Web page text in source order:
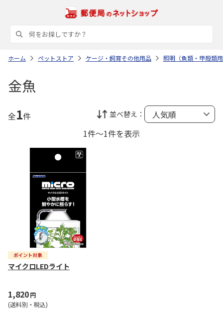
ホーム ペットストア ケージ・飼育その他用品 照明（魚類・甲殻類
金魚
全1件 並べ替え：
1件～1件を表示
マイクロLEDライト
1,820円
(送料別・税込)